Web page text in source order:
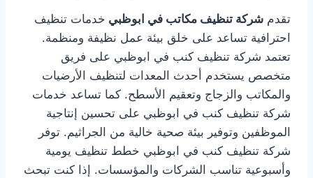
تقدم شركة تنظيف مكاتب في ابوظبي خدمات تنظيف
احترافية تساعد على خلق بيئة عمل نظيفة ومنظمة.
تعتمد شركة تنظيف كنب في ابوظبي على فريق
متخصص يستخدم أحدث المعدات لتنظيف الأرضيات
والمكاتب والزجاج وتعقيم الأسطح. كما تساعد خدمات
شركة تنظيف كنب في ابوظبي على تحسين إنتاجية
الموظفين وتوفير بيئة صحية خالية من الجراثيم. توفر
شركة تنظيف كنب في ابوظبي خطط تنظيف يومية
وأسبوعية تناسب الشركات والمؤسسات. إذا كنت تبحث